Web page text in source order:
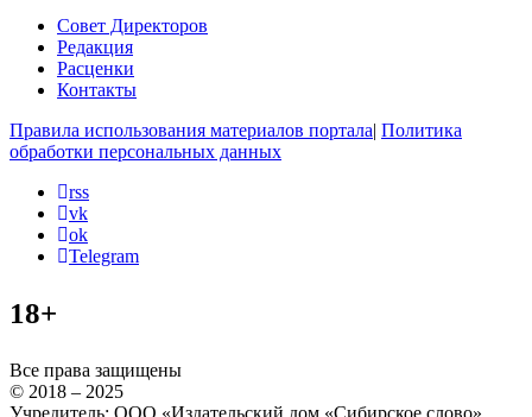
Совет Директоров
Редакция
Расценки
Контакты
Правила использования материалов портала| Политика
обработки персональных данных
rss
vk
ok
Telegram
18+
Все права защищены
© 2018 – 2025